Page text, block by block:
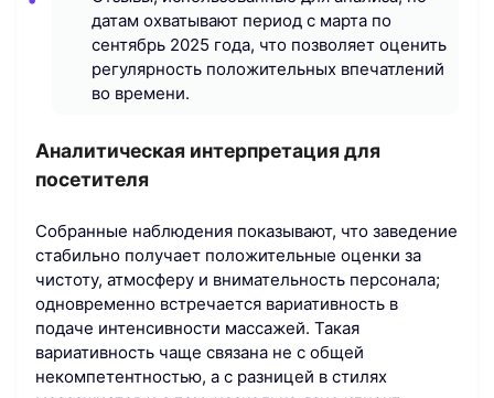
датам охватывают период с марта по
сентябрь 2025 года, что позволяет оценить
регулярность положительных впечатлений
во времени.
Аналитическая интерпретация для
посетителя
Собранные наблюдения показывают, что заведение
стабильно получает положительные оценки за
чистоту, атмосферу и внимательность персонала;
одновременно встречается вариативность в
подаче интенсивности массажей. Такая
вариативность чаще связана не с общей
некомпетентностью, а с разницей в стилях